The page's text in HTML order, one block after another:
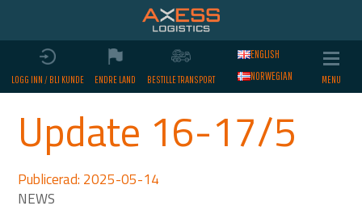
LOGG INN / BLI KUNDE ENDRE LAND BESTILLE TRANSPORT
ENGLISH
NORWEGIAN
Update 16-17/5
Publicerad: 2025-05-14